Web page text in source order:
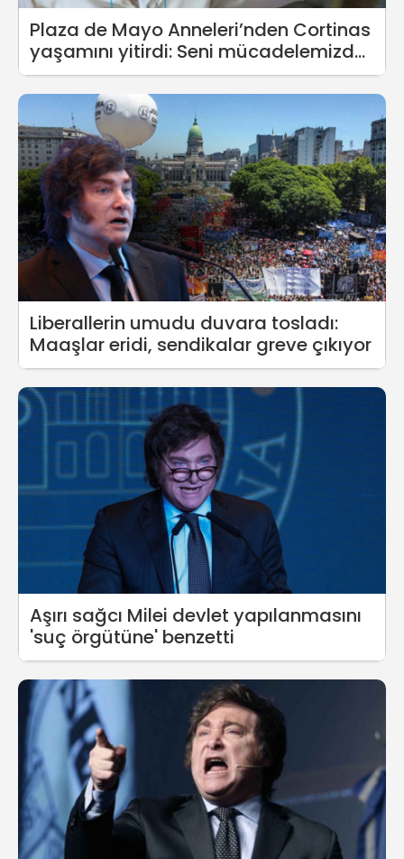
Plaza de Mayo Anneleri’nden Cortinas
yaşamını yitirdi: Seni mücadelemizde
yaşatacağız
Liberallerin umudu duvara tosladı:
Maaşlar eridi, sendikalar greve çıkıyor
Aşırı sağcı Milei devlet yapılanmasını
'suç örgütüne' benzetti